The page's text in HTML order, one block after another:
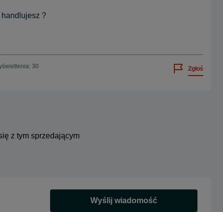
handlujesz ?
30 Zgłoś
z tym sprzedającym
Wyślij wiadomość